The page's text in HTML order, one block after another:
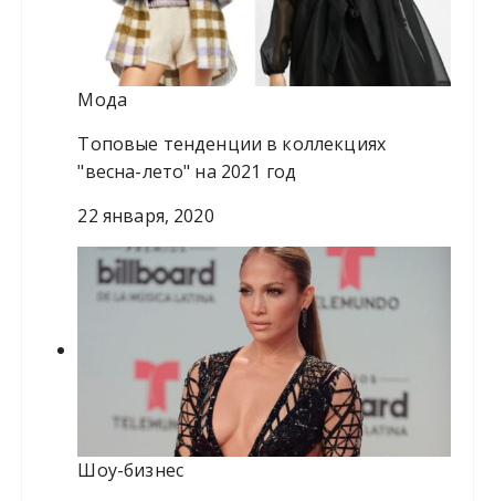
Мода
Топовые тенденции в коллекциях
"весна-лето" на 2021 год
22 января, 2020
Шоу-бизнес